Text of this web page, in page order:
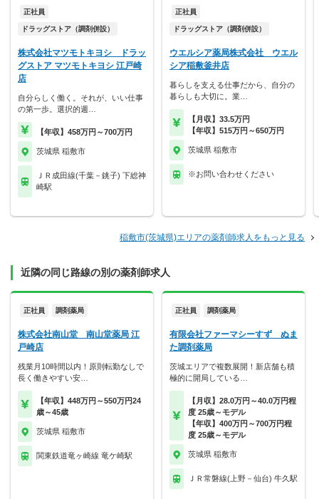
正社員
ドラッグストア（調剤併設）
株式会社マツモトキヨシ ドラッ
グストア マツモトキヨシ 江戸崎
店
自分らしく働く。それが、いい仕事
の第一歩。選択的週…
【年収】458万円～700万円
茨城県 稲敷市
ＪＲ成田線(千葉－銚子) 下総神
崎駅
正社員
ドラッグストア（調剤併設）
ウエルシア薬局株式会社 ウエル
シア稲敷釜井店
暮らしを支える仕事だから、自分の
暮らしも大切に。業…
【月収】33.5万円
【年収】515万円～650万円
茨城県 稲敷市
※お問い合わせください
稲敷市(茨城県)エリアの薬剤師求人をもっと見る
近隣の同じ路線の別の薬剤師求人
正社員 調剤薬局
株式会社南山堂 南山堂薬局 江
戸崎店
残業月10時間以内！原則転勤なしで
長く働きやすい安…
【年収】448万円～550万円24
歳～45歳
茨城県 稲敷市
関東鉄道竜ヶ崎線 竜ケ崎駅
正社員 調剤薬局
有限会社ファーマシーすず ぬま
た調剤薬局
茨城エリアで複数展開！新店舗も積
極的に開局している…
【月収】28.0万円～40.0万円程
度 25歳～モデル
【年収】400万円～700万円程
度 25歳～モデル
茨城県 稲敷市
ＪＲ常磐線(上野－仙台) 牛久駅